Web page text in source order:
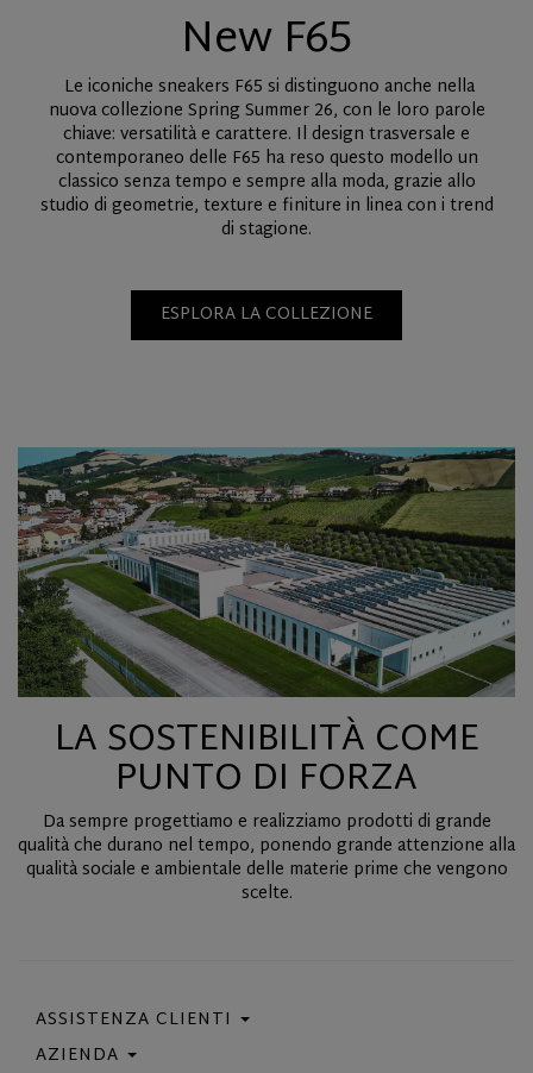
New F65
Le iconiche sneakers F65 si distinguono anche nella
nuova collezione Spring Summer 26, con le loro parole
chiave: versatilità e carattere. Il design trasversale e
contemporaneo delle F65 ha reso questo modello un
classico senza tempo e sempre alla moda, grazie allo
studio di geometrie, texture e finiture in linea con i trend
di stagione.
ESPLORA LA COLLEZIONE
LA SOSTENIBILITÀ COME
PUNTO DI FORZA
Da sempre progettiamo e realizziamo prodotti di grande
qualità che durano nel tempo, ponendo grande attenzione alla
qualità sociale e ambientale delle materie prime che vengono
scelte.
ASSISTENZA CLIENTI
Contattaci
AZIENDA